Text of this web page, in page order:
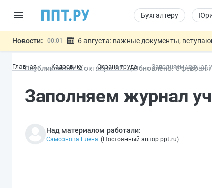
Бухгалтеру
Новости: 00:01 6 августа: важные документы,
05.08 Мигрантам с судимостью запретят
05.08
Важно Подписан закон об упрощении
Главная Кадровику Охрана труда Заполняем журнал
Опубликовано: 4 октября2017 Обновлено: 8 февраля
Заполняем журнал
Над материалом работали:
Самсонова Елена (Постоянный автор ppt.ru)